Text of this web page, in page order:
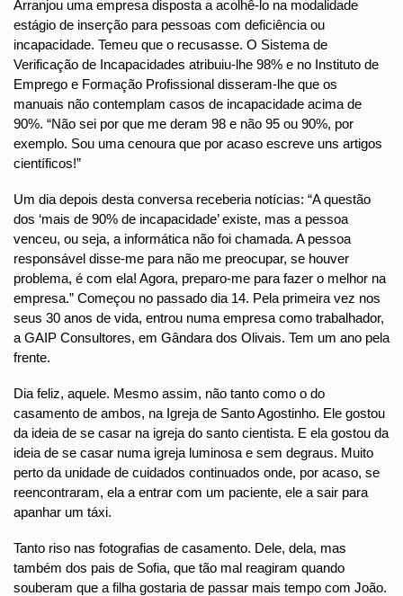
Arranjou uma empresa disposta a acolhê-lo na modalidade
estágio de inserção para pessoas com deficiência ou
incapacidade. Temeu que o recusasse. O Sistema de
Verificação de Incapacidades atribuiu-lhe 98% e no Instituto de
Emprego e Formação Profissional disseram-lhe que os
manuais não contemplam casos de incapacidade acima de
90%. “Não sei por que me deram 98 e não 95 ou 90%, por
exemplo. Sou uma cenoura que por acaso escreve uns artigos
científicos!”
Um dia depois desta conversa receberia notícias: “A questão
dos ‘mais de 90% de incapacidade’ existe, mas a pessoa
venceu, ou seja, a informática não foi chamada. A pessoa
responsável disse-me para não me preocupar, se houver
problema, é com ela! Agora, preparo-me para fazer o melhor na
empresa.” Começou no passado dia 14. Pela primeira vez nos
seus 30 anos de vida, entrou numa empresa como trabalhador,
a GAIP Consultores, em Gândara dos Olivais. Tem um ano pela
frente.
Dia feliz, aquele. Mesmo assim, não tanto como o do
casamento de ambos, na Igreja de Santo Agostinho. Ele gostou
da ideia de se casar na igreja do santo cientista. E ela gostou da
ideia de se casar numa igreja luminosa e sem degraus. Muito
perto da unidade de cuidados continuados onde, por acaso, se
reencontraram, ela a entrar com um paciente, ele a sair para
apanhar um táxi.
Tanto riso nas fotografias de casamento. Dele, dela, mas
também dos pais de Sofia, que tão mal reagiram quando
souberam que a filha gostaria de passar mais tempo com João.